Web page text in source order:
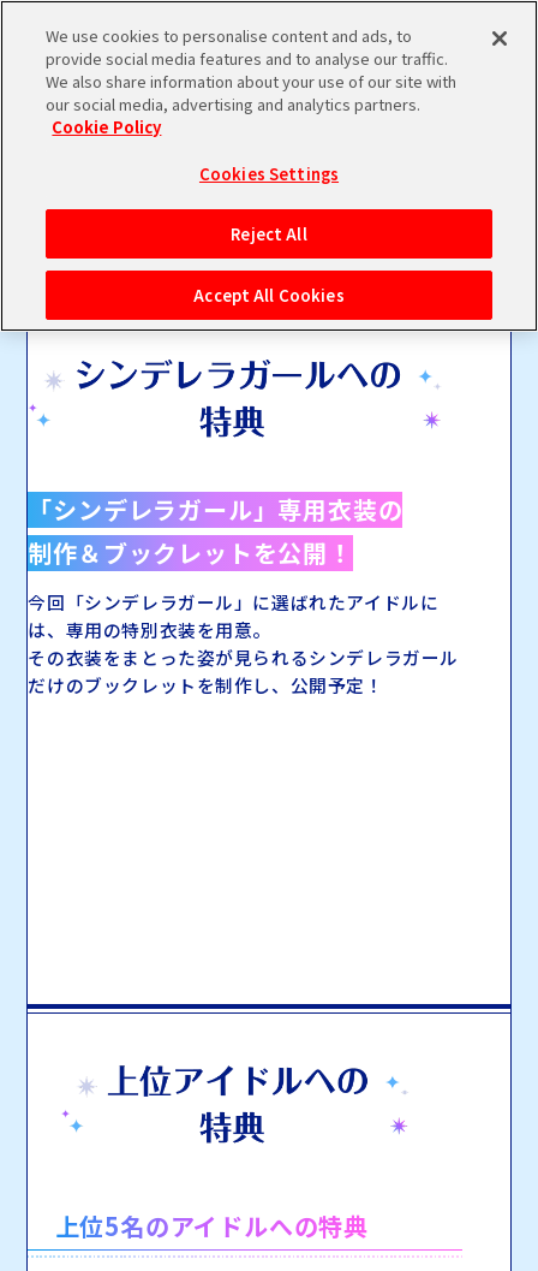
バンダイナムコIDで
アイドルマスター ポータルへの登録について
シリアルコード・
あいことば
活動履歴
閲覧履歴・購入履歴 Pレポ
マイスケジュール メモ
マイデスク設定変更 バンダイナムコID Link設定
「シンデレラガール」専用衣装の
制作＆ ブックレットを公開！
今回「シンデレラガール」に選ばれたアイドルに
は、 専用の特別衣装を用意。
その衣装をまとった姿が見られるシンデレラガール
だけのブックレットを制作し、公開予定！
上位5名のアイドルへの特典
We use cookies to personalise content and ads, to
provide social media features and to analyse our traffic.
We also share information about your use of our site with
our social media, advertising and analytics partners.
Cookie Policy
Cookies Settings
Reject All
Accept All Cookies